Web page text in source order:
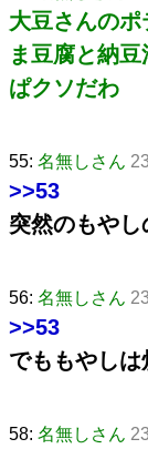
大豆さんのポ
ま豆腐と納
ぱクソだわ
55: 名無しさん
>>53
突然のもや
56: 名無しさん
>>53
でももやし
58: 名無しさん